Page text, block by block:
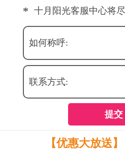
* 十月阳光客服中心将
如何称呼:
联系方式:
提交
【优惠大放送